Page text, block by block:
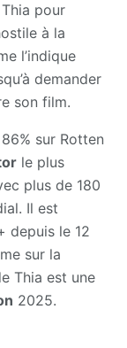
pour
à la
l’indique
demander
son film.
sur Rotten
le plus
plus de 180
Il est
depuis le 12
sur la
Thia est une
2025.